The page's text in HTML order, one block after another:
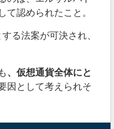
て認められたこと。
る法案が可決され、
、仮想通貨全体にと
因として考えられそ